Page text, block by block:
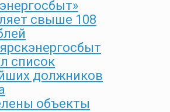
свыше 108
список
должников
объекты